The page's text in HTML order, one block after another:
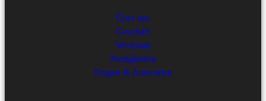
Über uns
Geschäft
Werkstatt
Neuigkeiten
Fragen & Antworten